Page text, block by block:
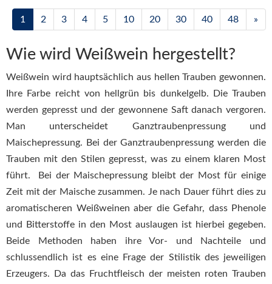
1 2 3 4 5 10 20 30 40 48 »
Wie wird Weißwein hergestellt?
Weißwein wird hauptsächlich aus hellen Trauben gewonnen.
Ihre Farbe reicht von hellgrün bis dunkelgelb. Die Trauben
werden gepresst und der gewonnene Saft danach vergoren.
Man unterscheidet Ganztraubenpressung und
Maischepressung. Bei der Ganztraubenpressung werden die
Trauben mit den Stilen gepresst, was zu einem klaren Most
führt. Bei der Maischepressung bleibt der Most für einige
Zeit mit der Maische zusammen. Je nach Dauer führt dies zu
aromatischeren Weißweinen aber die Gefahr, dass Phenole
und Bitterstoffe in den Most auslaugen ist hierbei gegeben.
Beide Methoden haben ihre Vor- und Nachteile und
schlussendlich ist es eine Frage der Stilistik des jeweiligen
Erzeugers. Da das Fruchtfleisch der meisten roten Trauben